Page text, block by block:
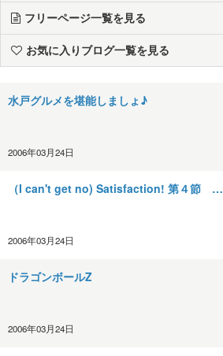
フリーページ一覧を見る
お気に入りブログ一覧を見る
水戸グルメを堪能しましょ♪
2006年03月24日
（I can't get no) Satisfaction! 第４節 …
2006年03月24日
ドラゴンボールZ
2006年03月24日